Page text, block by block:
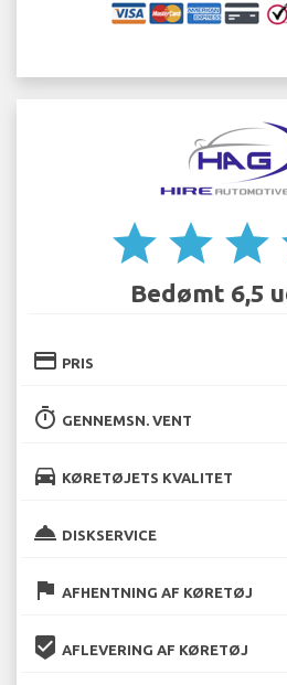
star star star
Bedømt 6,5
credit_card PRIS
timer GENNEMSN. VENT
directions_car KØRETØJETS KVALITET
room_service DISKSERVICE
flag AFHENTNING AF KØRETØJ
beenhere AFLEVERING AF KØRETØJ